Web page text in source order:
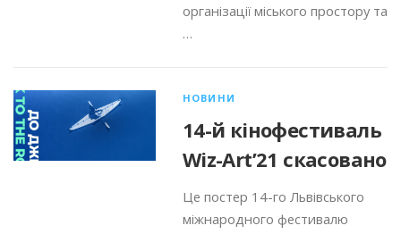
організації міського простору та
…
НОВИНИ
14-й кінофестиваль
Wiz-Art’21 скасовано
Це постер 14-го Львівського
міжнародного фестивалю